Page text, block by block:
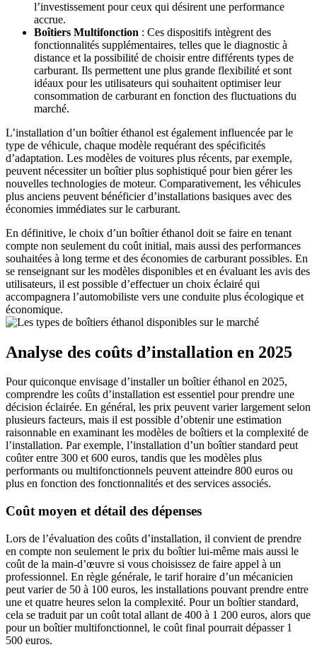
l’investissement pour ceux qui désirent une performance
accrue.
Boîtiers Multifonction : Ces dispositifs intègrent des
fonctionnalités supplémentaires, telles que le diagnostic à
distance et la possibilité de choisir entre différents types de
carburant. Ils permettent une plus grande flexibilité et sont
idéaux pour les utilisateurs qui souhaitent optimiser leur
consommation de carburant en fonction des fluctuations du
marché.
L’installation d’un boîtier éthanol est également influencée par le
type de véhicule, chaque modèle requérant des spécificités
d’adaptation. Les modèles de voitures plus récents, par exemple,
peuvent nécessiter un boîtier plus sophistiqué pour bien gérer les
nouvelles technologies de moteur. Comparativement, les véhicules
plus anciens peuvent bénéficier d’installations basiques avec des
économies immédiates sur le carburant.
En définitive, le choix d’un boîtier éthanol doit se faire en tenant
compte non seulement du coût initial, mais aussi des performances
souhaitées à long terme et des économies de carburant possibles. En
se renseignant sur les modèles disponibles et en évaluant les avis des
utilisateurs, il est possible d’effectuer un choix éclairé qui
accompagnera l’automobiliste vers une conduite plus écologique et
économique.
Analyse des coûts d’installation en 2025
Pour quiconque envisage d’installer un boîtier éthanol en 2025,
comprendre les coûts d’installation est essentiel pour prendre une
décision éclairée. En général, les prix peuvent varier largement selon
plusieurs facteurs, mais il est possible d’obtenir une estimation
raisonnable en examinant les modèles de boîtiers et la complexité de
l’installation. Par exemple, l’installation d’un boîtier standard peut
coûter entre 300 et 600 euros, tandis que les modèles plus
performants ou multifonctionnels peuvent atteindre 800 euros ou
plus en fonction des fonctionnalités et des services associés.
Coût moyen et détail des dépenses
Lors de l’évaluation des coûts d’installation, il convient de prendre
en compte non seulement le prix du boîtier lui-même mais aussi le
coût de la main-d’œuvre si vous choisissez de faire appel à un
professionnel. En règle générale, le tarif horaire d’un mécanicien
peut varier de 50 à 100 euros, les installations pouvant prendre entre
une et quatre heures selon la complexité. Pour un boîtier standard,
cela se traduit par un coût total allant de 400 à 1 200 euros, alors que
pour un boîtier multifonctionnel, le coût final pourrait dépasser 1
500 euros.